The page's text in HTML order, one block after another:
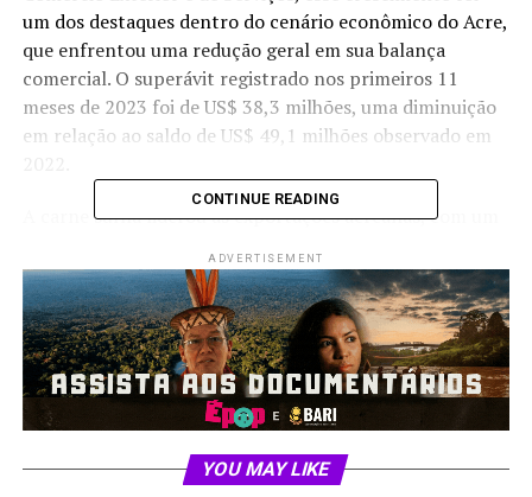
um dos destaques dentro do cenário econômico do Acre,
que enfrentou uma redução geral em sua balança
comercial. O superávit registrado nos primeiros 11
meses de 2023 foi de US$ 38,3 milhões, uma diminuição
em relação ao saldo de US$ 49,1 milhões observado em
A carne suína liderou as exportações acreanas, com um
também em volume. As exportações de carne suína
cresceram 185% em volume, com mais de 1,16 mil
toneladas enviadas para o exterior em 2023.
A empresa Dom Porquito, criada em 2016 por meio de
políticas públicas do governo estadual, teve um papel
importante neste aumento. A empresa tem se
estabelecido no mercado nacional e internacional de
CONTINUE READING
ADVERTISEMENT
YOU MAY LIKE